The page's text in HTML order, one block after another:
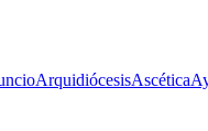
ArquidiócesisAscética